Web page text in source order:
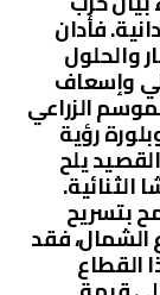
فأدان
والحلول
وإسعاف
الزراعي
رؤية
يلح
الثنائية.
بتسريح
فقد
القطاع